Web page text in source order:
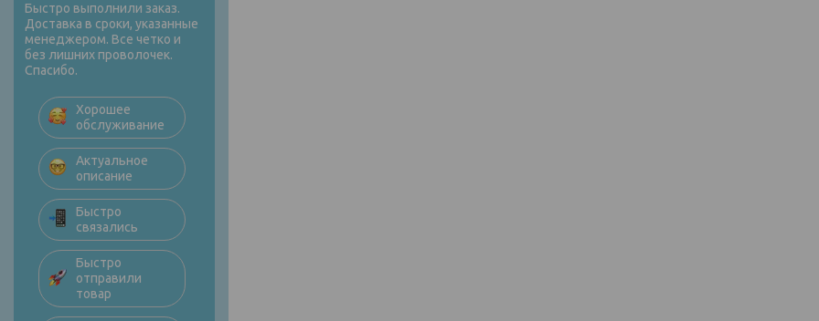
Быстро выполнили заказ.
Доставка в сроки, указанные
менеджером. Все четко и
без лишних проволочек.
Спасибо.
Хорошее
обслуживание
Актуальное
описание
Быстро
связались
Быстро
отправили
товар